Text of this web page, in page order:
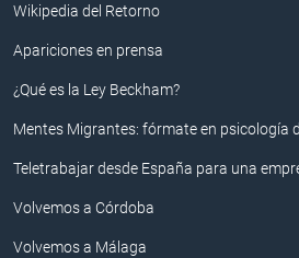
Wikipedia del Retorno
Apariciones en prensa
¿Qué es la Ley Beckham?
Mentes Migrantes: fórmate en psicología
Teletrabajar desde España para una
Volvemos a Córdoba
Volvemos a Málaga